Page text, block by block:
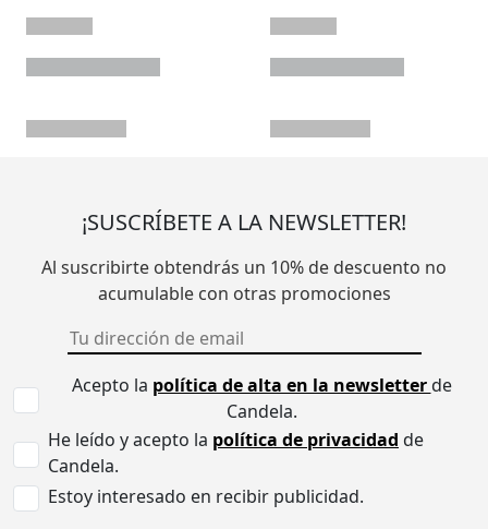
¡SUSCRÍBETE A LA NEWSLETTER!
Al suscribirte obtendrás un 10% de descuento no
acumulable con otras promociones
Acepto la política de alta en la newsletterde
Candela.
He leído y acepto la política de privacidad de
Candela.
Estoy interesado en recibir publicidad.